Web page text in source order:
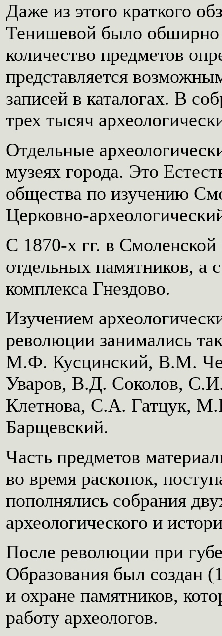
Даже из этого краткого
Тенишевой было обширно
количество предметов
представляется
записей в каталогах. В
трех тысяч
Отдельные
музеях города. Это
общества по изучению
Церковно-
С 1870-х гг. в Смоленской
отдельных памятников, а
комплекса Гнездово.
Изучением
революции занимались
М.Ф. Кусцинский, В.М.
Уваров, В.Д. Соколов,
Клетнова, С.А. Гатцук,
Барщевский.
Часть предметов
во время раскопок,
пополнялись собрания
археологического и
После революции при
Образования был создан
и охране памятников,
работу археологов.